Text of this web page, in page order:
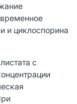
и циклоспорина
с